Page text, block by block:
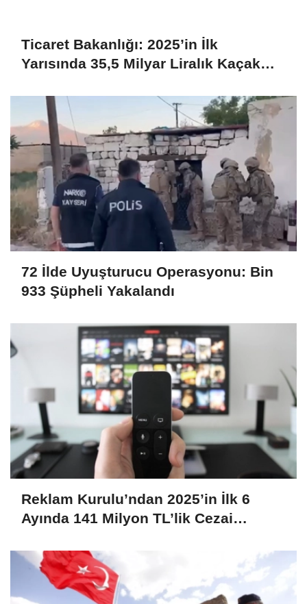
Ticaret Bakanlığı: 2025’in İlk
Yarısında 35,5 Milyar Liralık Kaçak
72 İlde Uyuşturucu Operasyonu: Bin
933 Şüpheli Yakalandı
Reklam Kurulu’ndan 2025’in İlk 6
Ayında 141 Milyon TL’lik Cezai